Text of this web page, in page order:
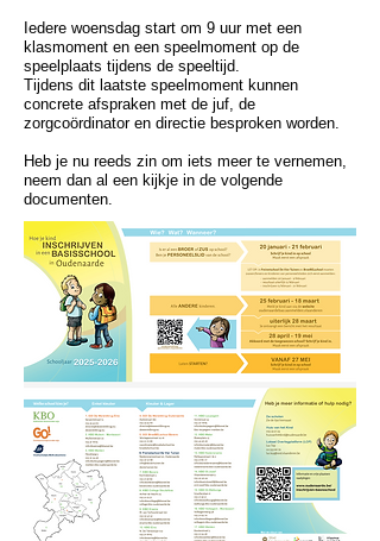
Iedere woensdag start om 9 uur met een
klasmoment en een speelmoment op de
speelplaats tijdens de speeltijd.
Tijdens dit laatste speelmoment kunnen
concrete afspraken met de juf, de
zorgcoördinator en directie besproken worden.
Heb je nu reeds zin om iets meer te vernemen,
neem dan al een kijkje in de volgende
documenten.